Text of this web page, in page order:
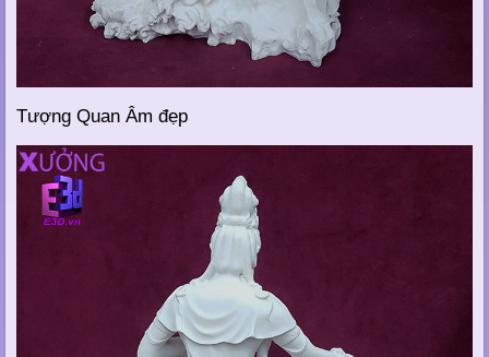
Tượng Quan Âm đẹp